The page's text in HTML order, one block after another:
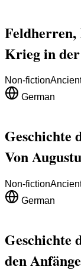
Krieg in
Non-fiction
German
Geschichte
Von
Non-fiction
German
Geschichte
den